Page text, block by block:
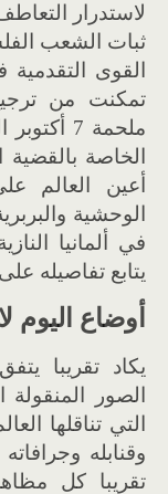
لاستدرار
ثبات الشعب
القوى
تمكنت من
ملحمة 7
الخاصة
أعين العالم
الوحشية
في ألمانيا
يتابع تفاصيله
أوضاع اليوم
يكاد تقريبا
الصور
التي تناقلها
وقنابله وجرافاته
تقريبا كل